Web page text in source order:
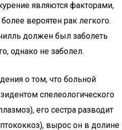
являются факторами,
вероятен рак легкого.
должен был заболеть
однако не заболел.
о том, что больной
спелеологического
его сестра разводит
вырос он в долине